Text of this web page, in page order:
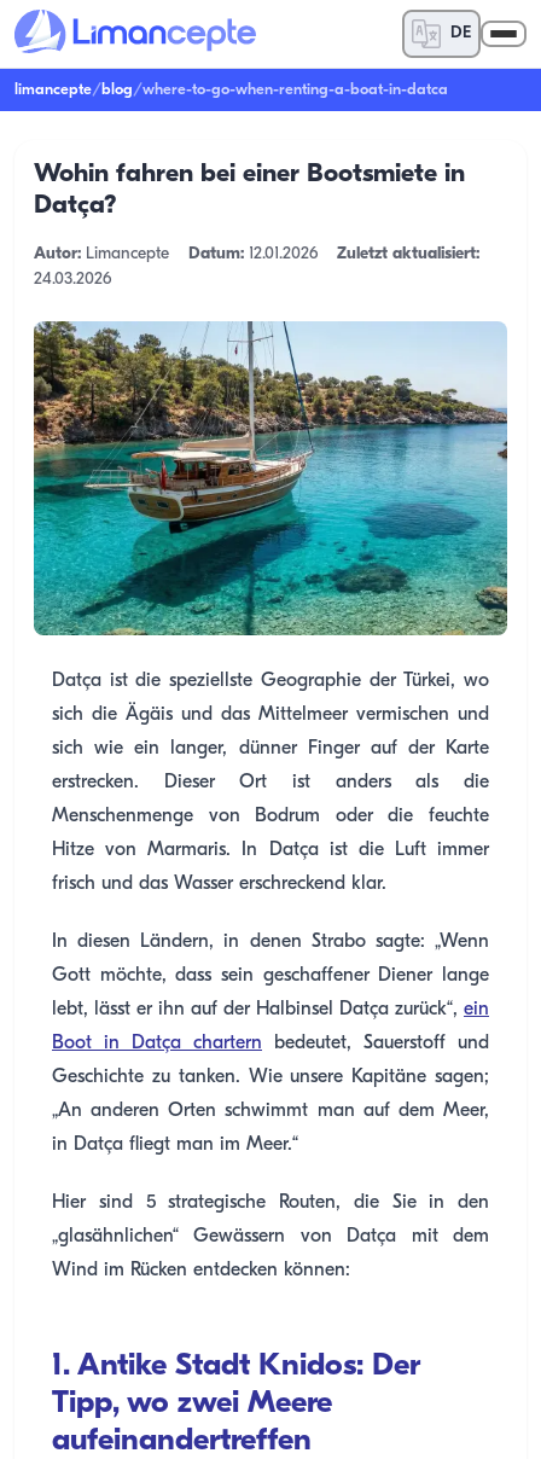
DE
limancepte/blog/where-to-go-when-renting-a-boat-in-datca
Wohin fahren bei einer Bootsmiete in
Datça?
Autor: Limancepte Datum: 12.01.2026
Zuletzt aktualisiert:
24.03.2026
Datça ist die speziellste Geographie der Türkei, wo
sich die Ägäis und das Mittelmeer vermischen und
sich wie ein langer, dünner Finger auf der Karte
erstrecken. Dieser Ort ist anders als die
Menschenmenge von Bodrum oder die feuchte
Hitze von Marmaris. In Datça ist die Luft immer
frisch und das Wasser erschreckend klar.
In diesen Ländern, in denen Strabo sagte: „Wenn
Gott möchte, dass sein geschaffener Diener lange
lebt, lässt er ihn auf der Halbinsel Datça zurück“, ein
Boot in Datça chartern bedeutet, Sauerstoff und
Geschichte zu tanken. Wie unsere Kapitäne sagen;
„An anderen Orten schwimmt man auf dem Meer,
in Datça fliegt man im Meer.“
Hier sind 5 strategische Routen, die Sie in den
„glasähnlichen“ Gewässern von Datça mit dem
Wind im Rücken entdecken können:
1. Antike Stadt Knidos: Der
Tipp, wo zwei Meere
aufeinandertreffen